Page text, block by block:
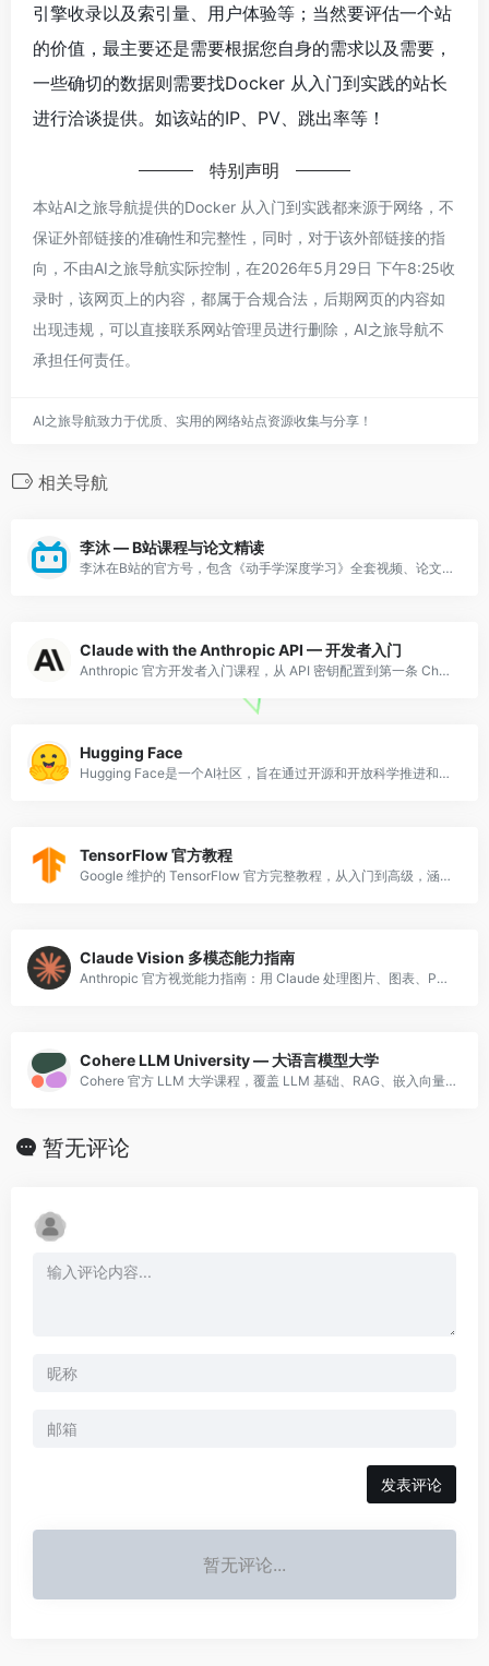
引擎收录以及索引量、用户体验等；当然要评估一个站
的价值，最主要还是需要根据您自身的需求以及需要，
一些确切的数据则需要找Docker 从入门到实践的站长
进行洽谈提供。如该站的IP、PV、跳出率等！
特别声明
本站AI之旅导航提供的Docker 从入门到实践都来源于网络，不
保证外部链接的准确性和完整性，同时，对于该外部链接的指
向，不由AI之旅导航实际控制，在2026年5月29日 下午8:25收
录时，该网页上的内容，都属于合规合法，后期网页的内容如
出现违规，可以直接联系网站管理员进行删除，AI之旅导航不
承担任何责任。
AI之旅导航致力于优质、实用的网络站点资源收集与分享！
相关导航
李沐 — B站课程与论文精读
李沐在B站的官方号，包含《动手学深度学习》全套视频、论文精读系列（Transformer/BERT/GPT等），讲解清晰深入。
Claude with the Anthropic API — 开发者入门
Anthropic 官方开发者入门课程，从 API 密钥配置到第一条 Chat Completion 请求，涵盖消息格式、角色设置、参数调优。推荐作为 Anthropic 开发者学习路线的第一站。
Hugging Face
Hugging Face是一个AI社区，旨在通过开源和开放科学推进和民主化人工智能
TensorFlow 官方教程
Google 维护的 TensorFlow 官方完整教程，从入门到高级，涵盖计算机视觉、NLP、生成模型等实战。
Claude Vision 多模态能力指南
Anthropic 官方视觉能力指南：用 Claude 处理图片、图表、PDF，涵盖 OCR、图像分析、图表解读，附带代码示例。
Cohere LLM University — 大语言模型大学
Cohere 官方 LLM 大学课程，覆盖 LLM 基础、RAG、嵌入向量、分类、Prompt 工程等，结构清晰，配有实战练习。
暂无评论
发表评论
暂无评论...